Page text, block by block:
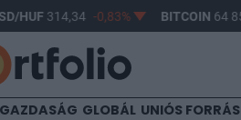
HUF314,34 -0,83% BITCOIN64
GAZDASÁG GLOBÁL UNIÓS